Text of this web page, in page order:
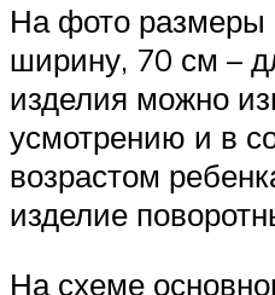
На фото
ширину, 70 см –
изделия можно
усмотрению и в
возрастом
изделие
На схеме